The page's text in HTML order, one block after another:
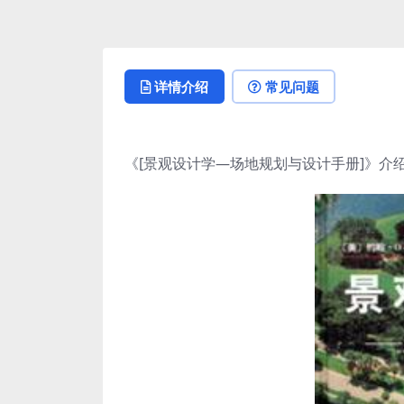
详情介绍 常见问题
《[景观设计学—场地规划与设计手册]》介